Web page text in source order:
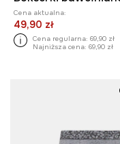
Cena aktualna:
49,90 zł
Cena regularna: 69,90 zł
Najniższa cena: 69,90 zł